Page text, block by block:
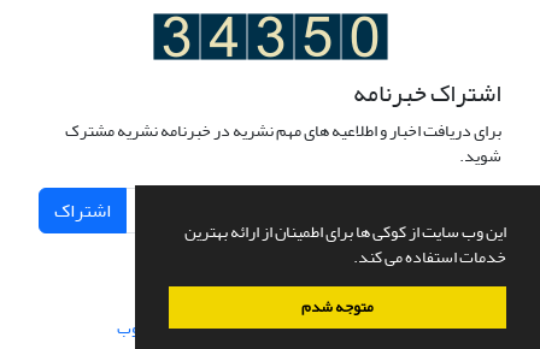
این وب سایت از کوکی ها برای اطمینان از ارائه بهترین
خدمات استفاده می کند.
متوجه شدم
اشتراک خبرنامه
برای دریافت اخبار و اطلاعیه های مهم نشریه در خبرنامه نشریه مشترک
شوید.
اشتراک
سامانه مدیریت نشریات علمی.طراحی و پیاده سازی از سیناوب